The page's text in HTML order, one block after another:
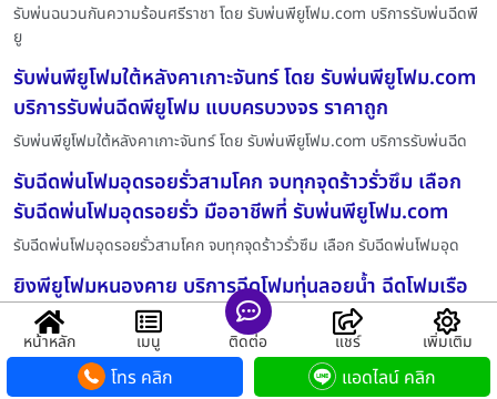
รับพ่นฉนวนกันความร้อนศรีราชา โดย รับพ่นพียูโฟม.com บริการรับพ่นฉีดพี
ยู
รับพ่นพียูโฟมใต้หลังคาเกาะจันทร์ โดย รับพ่นพียูโฟม.com
บริการรับพ่นฉีดพียูโฟม แบบครบวงจร ราคาถูก
รับพ่นพียูโฟมใต้หลังคาเกาะจันทร์ โดย รับพ่นพียูโฟม.com บริการรับพ่นฉีด
รับฉีดพ่นโฟมอุดรอยรั่วสามโคก จบทุกจุดร้าวรั่วซึม เลือก
รับฉีดพ่นโฟมอุดรอยรั่ว มืออาชีพที่ รับพ่นพียูโฟม.com
รับฉีดพ่นโฟมอุดรอยรั่วสามโคก จบทุกจุดร้าวรั่วซึม เลือก รับฉีดพ่นโฟมอุด
ยิงพียูโฟมหนองคาย บริการฉีดโฟมทุ่นลอยน้ำ ฉีดโฟมเรือ
และงานกันความร้อนทุกประเภท ครบจบในที่เดียวด้วยราคา
มาตรฐานสากลที่ รับพ่นพียูโฟม.com
ยิงพียูโฟมหนองคาย บริการฉีดโฟมทุ่นลอยน้ำ ฉีดโฟมเรือ และงานกันความ
หน้าหลัก เมนู ติดต่อ แชร์ เพิ่มเติม
โทร คลิก แอดไลน์ คลิก